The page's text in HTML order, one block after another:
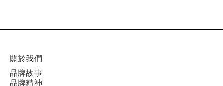
關於我們
品牌故事
品牌精神